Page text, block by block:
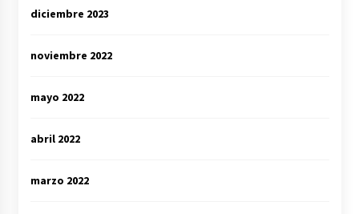
diciembre 2023
noviembre 2022
mayo 2022
abril 2022
marzo 2022